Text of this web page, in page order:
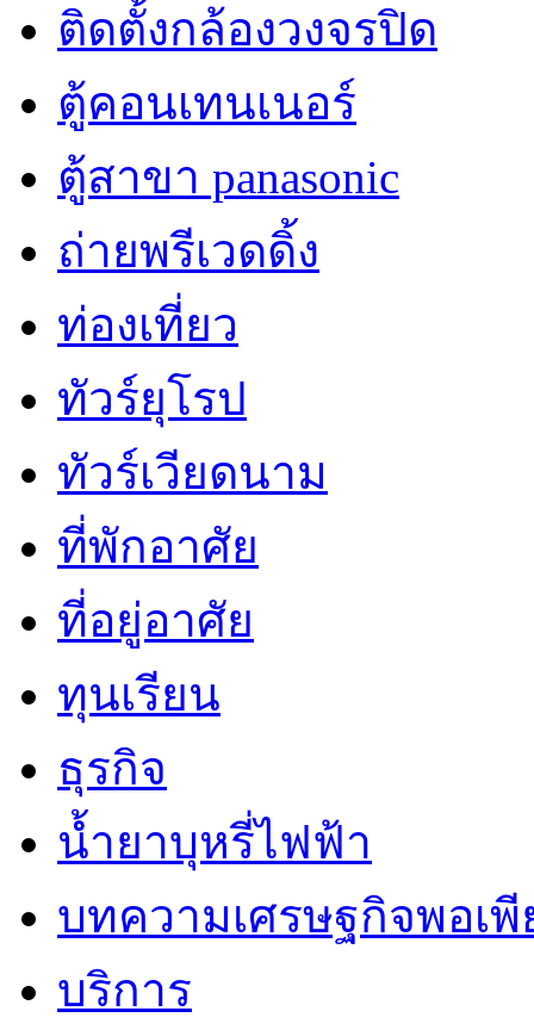
ติดตั้งกล้องวงจรปิด
ตู้คอนเทนเนอร์
ตู้สาขา panasonic
ถ่ายพรีเวดดิ้ง
ท่องเที่ยว
ทัวร์ยุโรป
ทัวร์เวียดนาม
ที่พักอาศัย
ที่อยู่อาศัย
ทุนเรียน
ธุรกิจ
น้ำยาบุหรี่ไฟฟ้า
บทความเศรษฐกิจพอเพี
บริการ